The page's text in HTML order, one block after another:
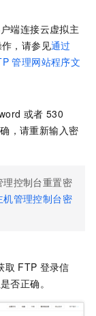
端连接云虚拟主
，请参见通过
管理网站程序文
或者 530
，请重新输入密
控制台重置密
机管理控制台密
取 FTP 登录信
否正确。